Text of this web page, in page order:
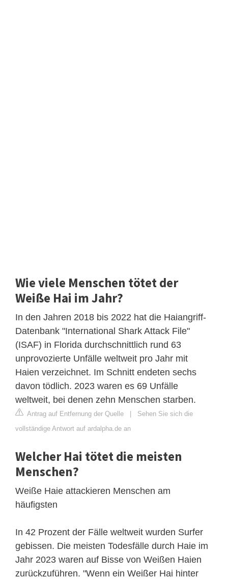
Wie viele Menschen tötet der
Weiße Hai im Jahr?
In den Jahren 2018 bis 2022 hat die Haiangriff-
Datenbank "International Shark Attack File"
(ISAF) in Florida durchschnittlich rund 63
unprovozierte Unfälle weltweit pro Jahr mit
Haien verzeichnet. Im Schnitt endeten sechs
davon tödlich. 2023 waren es 69 Unfälle
weltweit, bei denen zehn Menschen starben.
Antrag auf Entfernung der Quelle | Sehen Sie sich die
vollständige Antwort auf ardalpha.de an
Welcher Hai tötet die meisten
Menschen?
Weiße Haie attackieren Menschen am
häufigsten
In 42 Prozent der Fälle weltweit wurden Surfer
gebissen. Die meisten Todesfälle durch Haie im
Jahr 2023 waren auf Bisse von Weißen Haien
zurückzuführen. "Wenn ein Weißer Hai hinter